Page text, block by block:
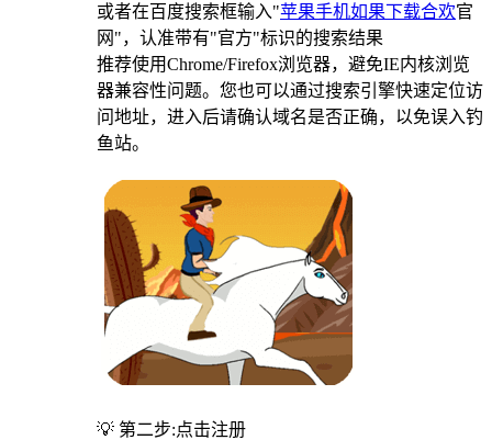
或者在百度搜索框输入"苹果手机如果下载合欢官
网"，认准带有"官方"标识的搜索结果
推荐使用Chrome/Firefox浏览器，避免IE内核浏览
器兼容性问题。您也可以通过搜索引擎快速定位访
问地址，进入后请确认域名是否正确，以免误入钓
鱼站。
💡 第二步:点击注册